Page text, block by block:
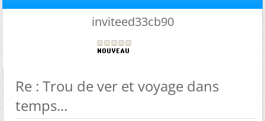
inviteed33cb90
Re : Trou de ver et voyage dans
temps...